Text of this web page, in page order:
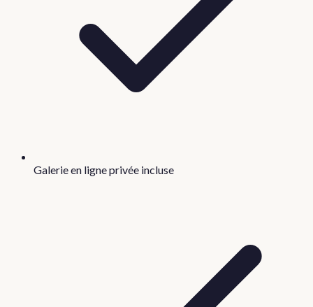
Galerie en ligne privée incluse